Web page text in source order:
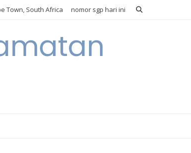
Town, South Africa nomor sgp hari ini